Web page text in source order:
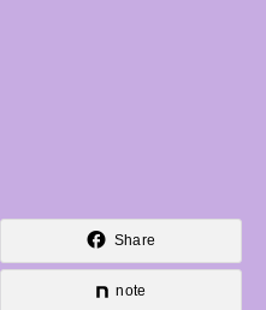
Share
note